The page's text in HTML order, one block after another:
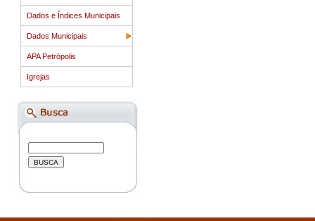
Dados e Índices Municipais
Dados Municipais
APA Petrópolis
Igrejas